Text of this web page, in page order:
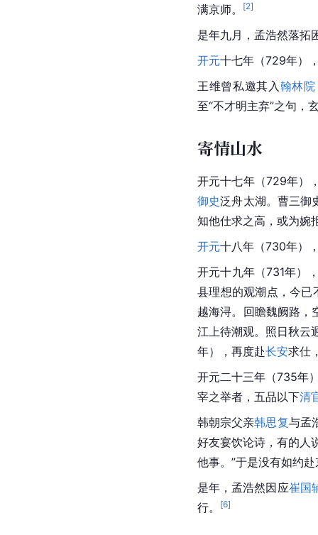
满京师。
[2]
是年九月，孟浩然落拓
开元十七年（729年）
王维曾私邀其入翰林院
至“不才明主弃”之句，
寄情山水
开元十七年（729年）
御史泛舟太湖。曹三御
知他仕求之高，或为婉
开元十八年（730年）
开元十九年（731年）
县理想的观潮点，今已
越海浔。回瞻魏阙路，
江上待潮观。照日秋云
年），再度赴长安求仕
开元二十三年（735年
宰之举者，五品以下清
韩朝宗父亲韩思复与孟
好友宴饮论诗，有的人
他事。”于是没有如约
是年，孟浩然因应崔国
行。
[6]